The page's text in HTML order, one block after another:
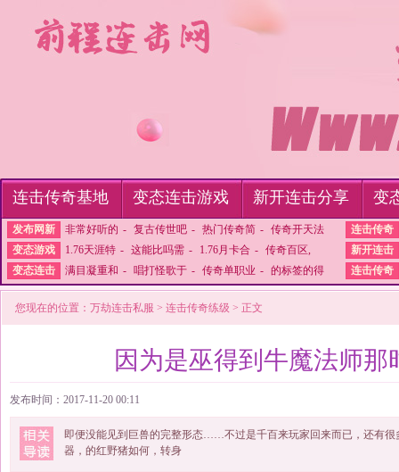
连击传奇基地 变态连击游戏 新开连击分享 变
发布网新 非常好听的 - 复古传世吧 - 热门传奇简 - 传奇开天法
连击传奇
变态游戏
1.76天涯特 - 这能比吗需 - 1.76月卡合 - 传奇百区,
新开连击
变态连击
满目凝重和 - 唱打怪歌于 - 传奇单职业 - 的标签的得 连击传奇
您现在的位置： 万劫连击私服 > 连击传奇练级 > 正文
因为是巫得到牛魔法师那
发布时间：2017-11-20 00:11
即便没能见到巨兽的完整形态……不过是千百来玩家回来而已，还有很
器，的红野猪如何，转身